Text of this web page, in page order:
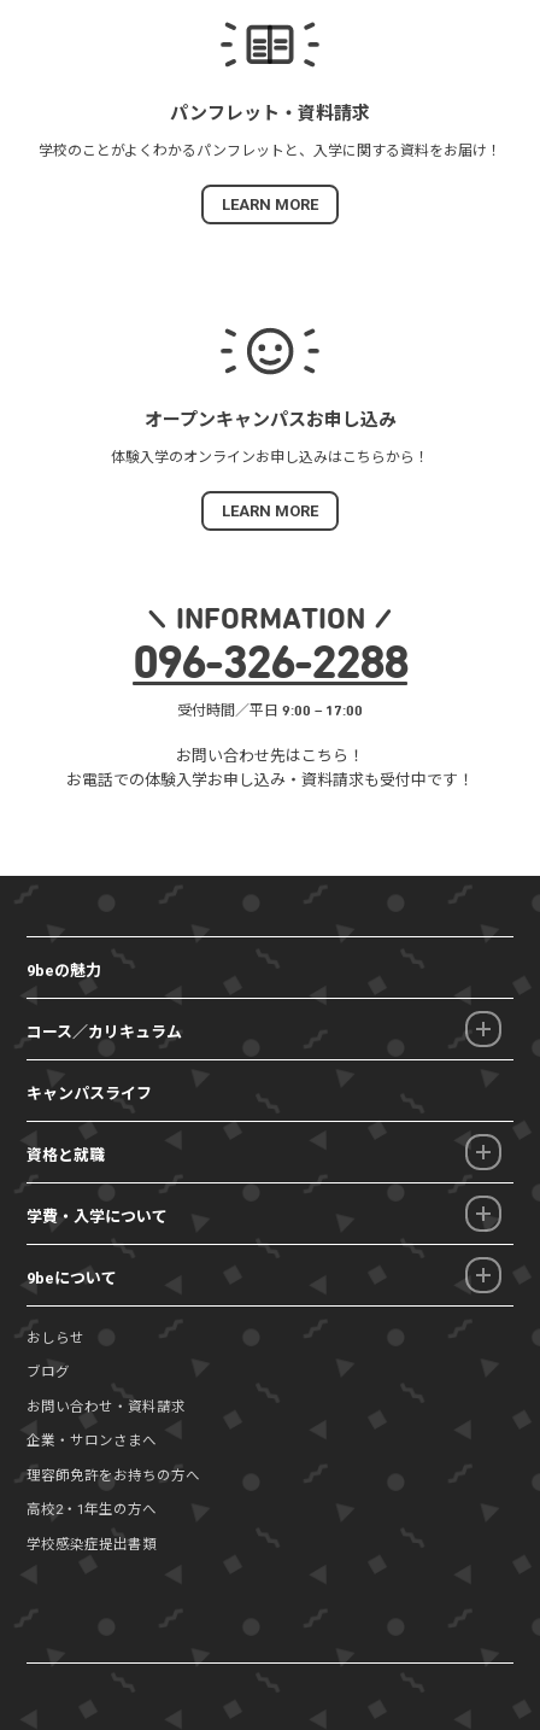
パンフレット・ 資料請求
学校のことがよくわかる パンフレットと、 入学に関する資料をお届け！
LEARN MORE
オープンキャンパスお申し込み
体験入学のオンラインお申し込みは こちらから！
LEARN MORE
INFORMATION
096-326-2288
受付時間／平日 9:00 – 17:00
お問い合わせ先はこちら！
お電話での体験入学お申し込み・ 資料請求も受付中です！
9beの魅力
コース／カリキュラム
キャンパスライフ
資格と就職
学費・入学について
9beについて
おしらせ
ブログ
お問い合わせ・資料請求
企業・サロンさまへ
理容師免許をお持ちの方へ
高校2・1年生の方へ
学校感染症提出書類